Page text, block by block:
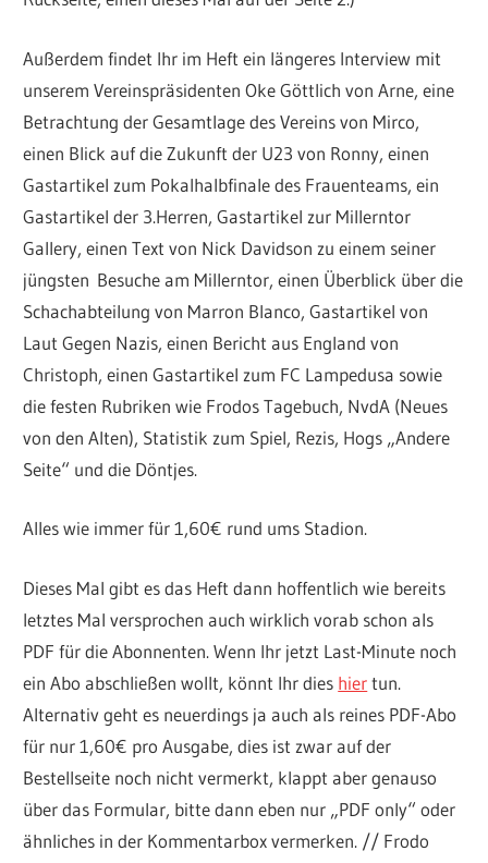
Außerdem findet Ihr im Heft ein längeres Interview mit
unserem Vereinspräsidenten Oke Göttlich von Arne, eine
Betrachtung der Gesamtlage des Vereins von Mirco,
einen Blick auf die Zukunft der U23 von Ronny, einen
Gastartikel zum Pokalhalbfinale des Frauenteams, ein
Gastartikel der 3.Herren, Gastartikel zur Millerntor
Gallery, einen Text von Nick Davidson zu einem seiner
jüngsten Besuche am Millerntor, einen Überblick über die
Schachabteilung von Marron Blanco, Gastartikel von
Laut Gegen Nazis, einen Bericht aus England von
Christoph, einen Gastartikel zum FC Lampedusa sowie
die festen Rubriken wie Frodos Tagebuch, NvdA (Neues
von den Alten), Statistik zum Spiel, Rezis, Hogs „Andere
Seite“ und die Döntjes.
Alles wie immer für 1,60€ rund ums Stadion.
Dieses Mal gibt es das Heft dann hoffentlich wie bereits
letztes Mal versprochen auch wirklich vorab schon als
PDF für die Abonnenten. Wenn Ihr jetzt Last-Minute noch
ein Abo abschließen wollt, könnt Ihr dies hiertun.
Alternativ geht es neuerdings ja auch als reines PDF-Abo
für nur 1,60€ pro Ausgabe, dies ist zwar auf der
Bestellseite noch nicht vermerkt, klappt aber genauso
über das Formular, bitte dann eben nur „PDF only“ oder
ähnliches in der Kommentarbox vermerken. // Frodo